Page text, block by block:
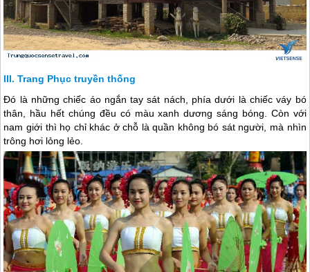
Trang Phục truyền thống
Đó là những chiếc áo ngắn tay sát nách, phía dưới là chiếc váy bó
thân, hầu hết chúng đều có màu xanh dương sáng bóng. Còn với
nam giới thì họ chỉ khác ở chỗ là quần không bó sát người, mà nhìn
trông hơi lỏng lẻo.